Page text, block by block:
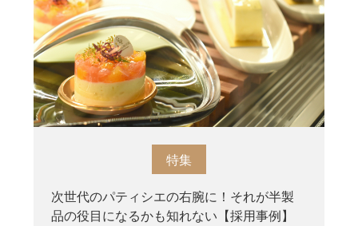
特集
次世代のパティシエの右腕に！それが半製
品の役目になるかも知れない【採用事例】